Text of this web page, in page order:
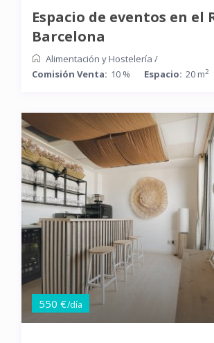
Espacio de eventos en el
Barcelona
Alimentación y Hostelería /
Comisión Venta: 10 % Espacio: 20 m2
550 €/día